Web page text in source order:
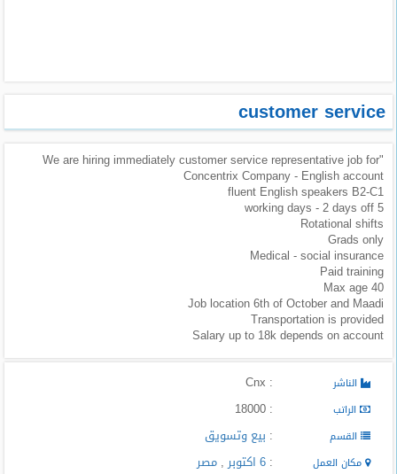
تصفح
الوظائف
وظائف
اليوم
وظائف
السعودية
اليوم
وظائف
مصر
اليوم
وظائف
حكومية
المدونة
customer service
"We are hiring immediately customer service representative job for
Concentrix Company - English account
fluent English speakers B2-C1
5 working days - 2 days off
Rotational shifts
Grads only
Medical - social insurance
Paid training
Max age 40
Job location 6th of October and Maadi
Transportation is provided
Salary up to 18k depends on account
الناشر : Cnx
الراتب : 18000
القسم : بيع وتسويق
مكان العمل : 6 اكتوبر , مصر